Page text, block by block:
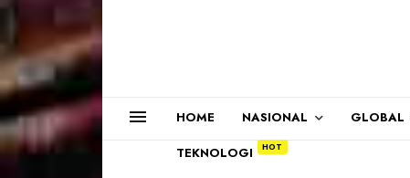
HOME NASIONAL GLOBAL
TEKNOLOGI